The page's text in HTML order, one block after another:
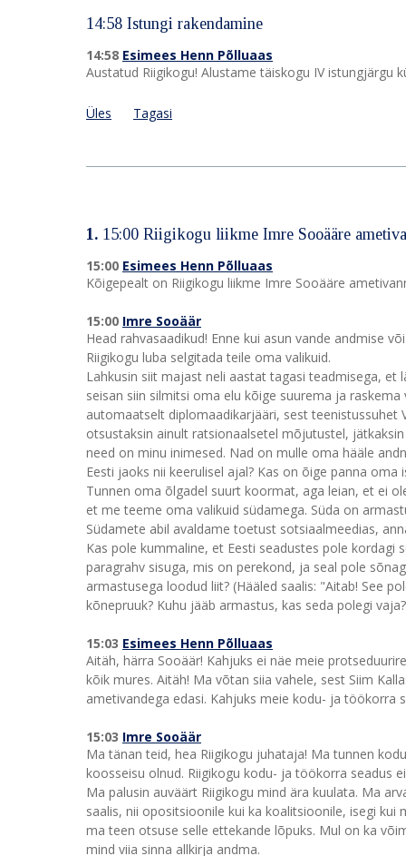
14:58 Istungi rakendamine
14:58 Esimees Henn Põlluaas
Austatud Riigikogu! Alustame täiskogu IV istungjärgu
Üles Tagasi
1. 15:00 Riigikogu liikme Imre Sooääre
15:00 Esimees Henn Põlluaas
Kõigepealt on Riigikogu liikme Imre Sooääre
15:00 Imre Sooäär
Head rahvasaadikud! Enne kui asun vande andmise
Riigikogu luba selgitada teile oma valikuid.
Lahkusin siit majast neli aastat tagasi teadmisega,
seisan siin silmitsi oma elu kõige suurema ja
automaatselt diplomaadikarjääri, sest teenistussuhet
otsustaksin ainult ratsionaalsetel mõjutustel,
need on minu inimesed. Nad on mulle oma hääle
Eesti jaoks nii keerulisel ajal? Kas on õige panna oma
Tunnen oma õlgadel suurt koormat, aga leian, et ei
et me teeme oma valikuid südamega. Süda on
Südamete abil avaldame toetust sotsiaalmeedias,
Kas pole kummaline, et Eesti seadustes pole
paragrahv sisuga, mis on perekond, ja seal pole
armastusega loodud liit? (Hääled saalis: "Aitab! See
kõnepruuk? Kuhu jääb armastus, kas seda polegi vaja?
15:03 Esimees Henn Põlluaas
Aitäh, härra Sooäär! Kahjuks ei näe meie
kõik mures. Aitäh! Ma võtan siia vahele, sest Siim
ametivandega edasi. Kahjuks meie kodu- ja töökorra
15:03 Imre Sooäär
Ma tänan teid, hea Riigikogu juhataja! Ma tunnen
koosseisu olnud. Riigikogu kodu- ja töökorra seadus
Ma palusin auväärt Riigikogu mind ära kuulata. Ma
saalis, nii opositsioonile kui ka koalitsioonile, isegi
ma teen otsuse selle ettekande lõpuks. Mul on ka
mind viia sinna allkirja andma.